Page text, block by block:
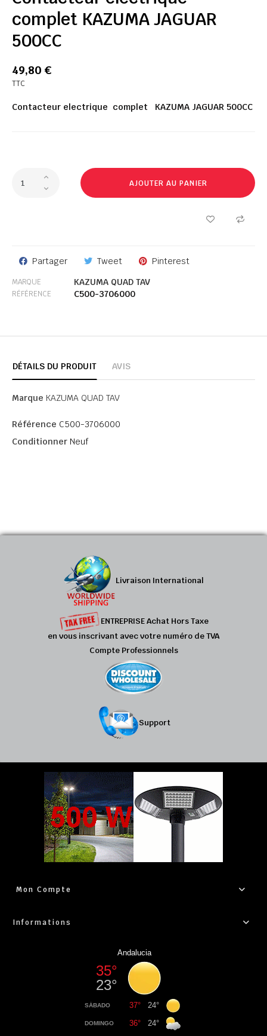
complet KAZUMA JAGUAR
500CC
49,80 €
TTC
Contacteur electrique complet KAZUMA JAGUAR 500CC
AJOUTER AU PANIER
Partager Tweet Pinterest
MARQUE KAZUMA QUAD TAV
RÉFÉRENCE C500-3706000
DÉTAILS DU PRODUIT AVIS
Marque KAZUMA QUAD TAV
Référence C500-3706000
Conditionner Neuf
Livraison International
ENTREPRISE Achat Hors Taxe
en vous inscrivant avec votre numéro de TVA
Compte Professionnels
Support
Mon Compte
Informations